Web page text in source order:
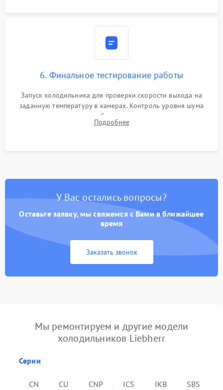
6. Финальное тестирование работы
Запуск холодильника для проверки скорости выхода на
заданную температуру в камерах. Контроль уровня шума
компрессора, отсутствия обмерзания стенок и корректного
срабатывания системы автоматической оттайки.
Подробнее
У Вас остались вопросы?
Оставьте заявку, мы свяжемся с Вами в ближайшее
время
Заказать звонок
Мы ремонтируем и другие модели
холодильников Liebherr
Серии
CN CU CNP ICS IKB SBS